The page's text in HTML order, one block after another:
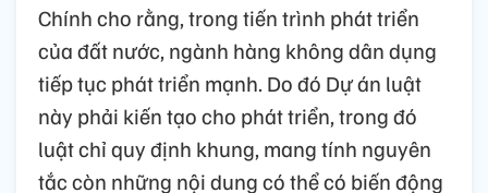
Chính cho rằng, trong tiến trình phát triển
của đất nước, ngành hàng không dân dụng
tiếp tục phát triển mạnh. Do đó Dự án luật
này phải kiến tạo cho phát triển, trong đó
luật chỉ quy định khung, mang tính nguyên
tắc còn những nội dung có thể có biến động